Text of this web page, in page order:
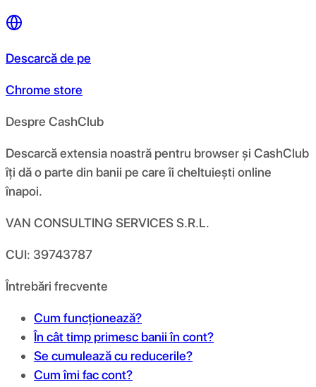
Descarcă de pe
Chrome store
Despre CashClub
Descarcă extensia noastră pentru browser și CashClub
îți dă o parte din banii pe care îi cheltuiești online
înapoi.
VAN CONSULTING SERVICES S.R.L.
CUI: 39743787
Întrebări frecvente
Cum funcționează?
În cât timp primesc banii în cont?
Se cumulează cu reducerile?
Cum îmi fac cont?